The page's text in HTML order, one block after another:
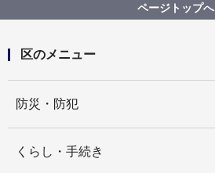
ページトップへ
区のメニュー
防災・防犯
くらし・手続き